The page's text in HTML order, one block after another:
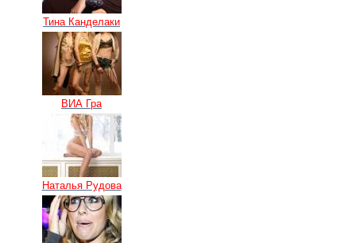
Тина Канделаки
ВИА Гра
Наталья Рудова